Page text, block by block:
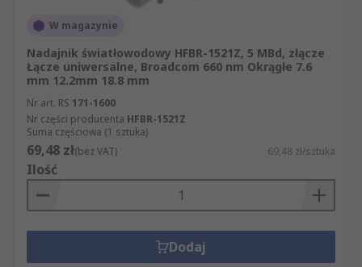
W magazynie
Nadajnik światłowodowy HFBR-1521Z, 5 MBd, złącze
Łącze uniwersalne, Broadcom 660 nm Okrągłe 7.6
mm 12.2mm 18.8 mm
Nr art. RS 171-1600
Nr części producenta HFBR-1521Z
Suma częściowa (1 sztuka)
69,48 zł(bez VAT) 69,48 zł/sztuka
Ilość
Dodaj